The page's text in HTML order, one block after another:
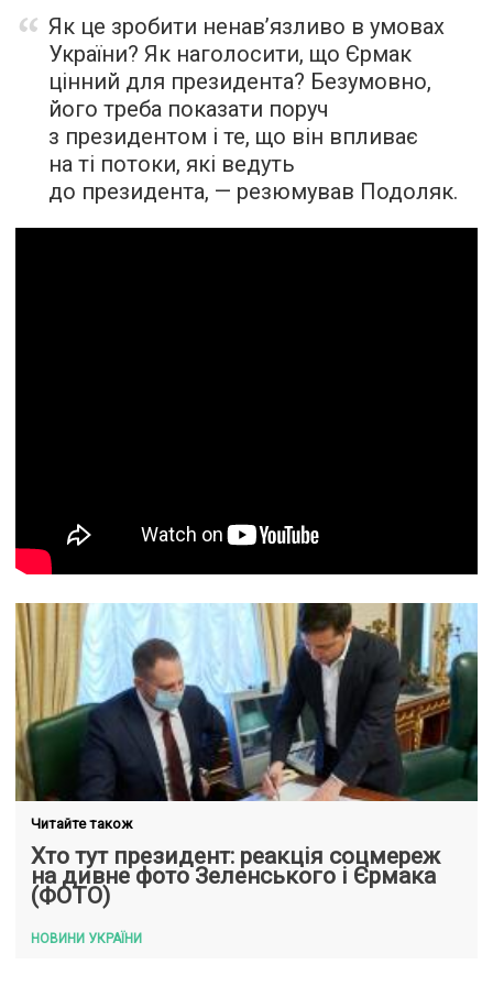
Як це зробити ненав’язливо в умовах
України? Як наголосити, що Єрмак
цінний для президента? Безумовно,
його треба показати поруч
з президентом і те, що він впливає
на ті потоки, які ведуть
до президента, — резюмував Подоляк.
Читайте також
Хто тут президент: реакція соцмереж
на дивне фото Зеленського і Єрмака
(ФОТО)
НОВИНИ УКРАЇНИ